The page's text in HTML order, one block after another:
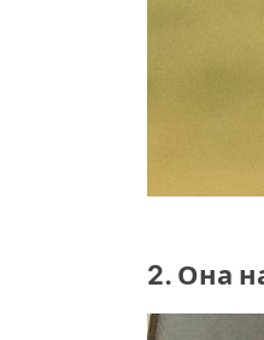
2. Она